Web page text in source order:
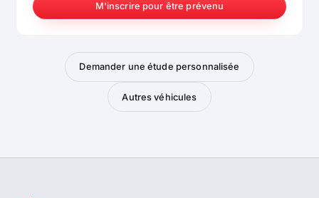
M'inscrire pour être prévenu
Demander une étude personnalisée
Autres véhicules